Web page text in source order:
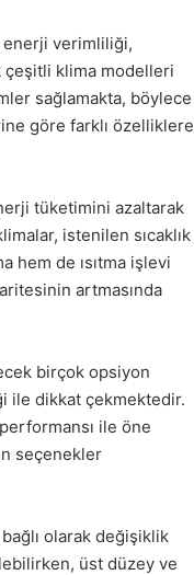
enerji verimliliği,
çeşitli klima modelleri
sağlamakta, böylece
göre farklı özelliklere
tüketimini azaltarak
istenilen sıcaklık
hem de ısıtma işlevi
artmasında
birçok opsiyon
ile dikkat çekmektedir.
ile öne
seçenekler
olarak değişiklik
üst düzey ve